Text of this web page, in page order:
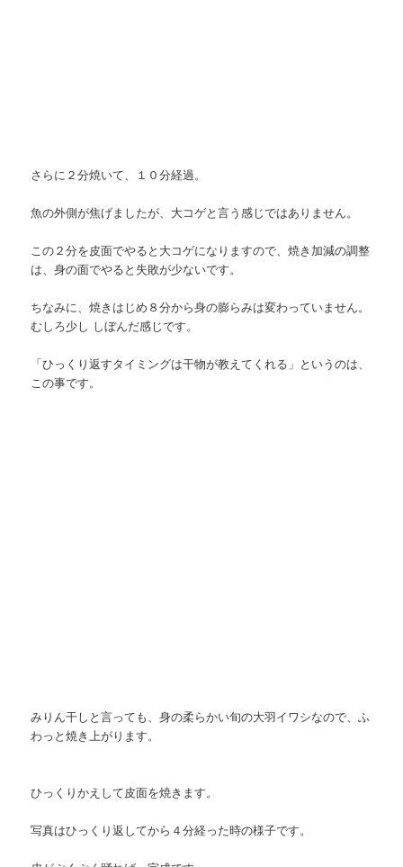
さらに２分焼いて、１０分経過。
魚の外側が焦げましたが、大コゲと言う感じではありません。
この２分を皮面でやると大コゲになりますので、焼き加減の調整
は、身の面でやると失敗が少ないです。
ちなみに、焼きはじめ８分から身の膨らみは変わっていません。
むしろ少し しぼんだ感じです。
「ひっくり返すタイミングは干物が教えてくれる」というのは、
この事です。
みりん干しと言っても、身の柔らかい旬の大羽イワシなので、ふ
わっと焼き上がります。
ひっくりかえして皮面を焼きます。
写真はひっくり返してから４分経った時の様子です。